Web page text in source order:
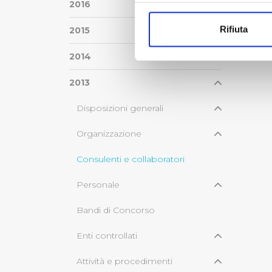
Identificare il tuo
digitali).
modificare o ritirare il tuo
Utilizziamo dei cookie
consensi dallo stesso
pubblicità e social media,
Rifiuta
2016
2015
2014
2013
Disposizioni generali
Organizzazione
Consulenti e collaboratori
Personale
Bandi di Concorso
Enti controllati
Attività e procedimenti